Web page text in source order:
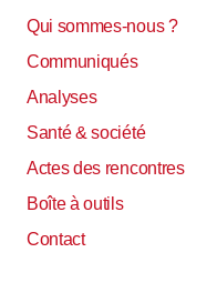
Qui sommes-nous ?
Communiqués
Analyses
Santé & société
Actes des rencontres
Boîte à outils
Contact